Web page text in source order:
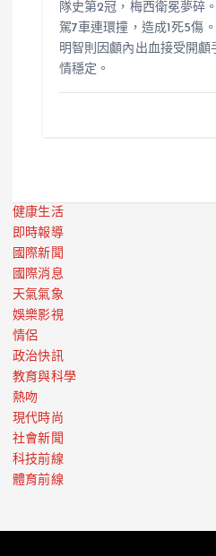
隊史第2冠，梅西衛冕夢碎
駕7車連環撞，造成1死5傷
明智則因顱內出血接受開
情穩定。
健康生活
即時報導
國際新聞
國際消息
天氣氣象
娛樂影視
情侶
政治快訊
教育與科學
熱吻
現代時尚
社會新聞
科技前線
體育前線